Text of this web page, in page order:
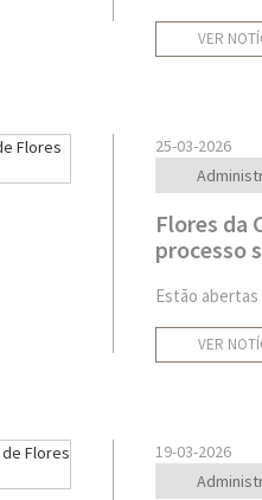
VER
25-03-2026
Flores da
processo
Estão abertas
VER
19-03-2026